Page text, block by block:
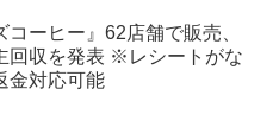
コーヒー』62店舗で販売、
回収を発表 ※レシートがな
金対応可能